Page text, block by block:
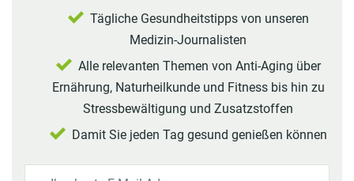
Tägliche Gesundheitstipps von unseren
Medizin-Journalisten
Alle relevanten Themen von Anti-Aging über
Ernährung, Naturheilkunde und Fitness bis hin zu
Stressbewältigung und Zusatzstoffen
Damit Sie jeden Tag gesund genießen können